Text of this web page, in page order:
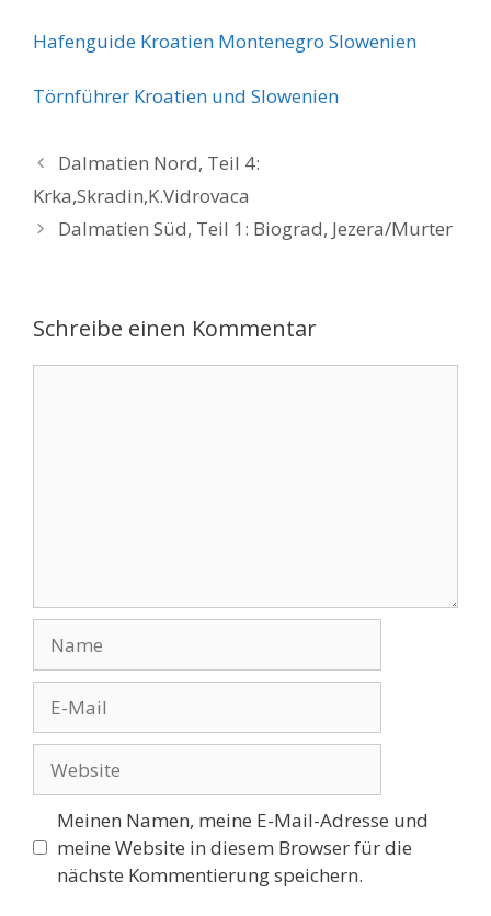
Hafenguide Kroatien Montenegro Slowenien
Törnführer Kroatien und Slowenien
Dalmatien Nord, Teil 4:
Krka,Skradin,K.Vidrovaca
Dalmatien Süd, Teil 1: Biograd, Jezera/Murter
Schreibe einen Kommentar
Mail
Meinen Namen, meine E-Mail-Adresse und
meine Website in diesem Browser für die
nächste Kommentierung speichern.